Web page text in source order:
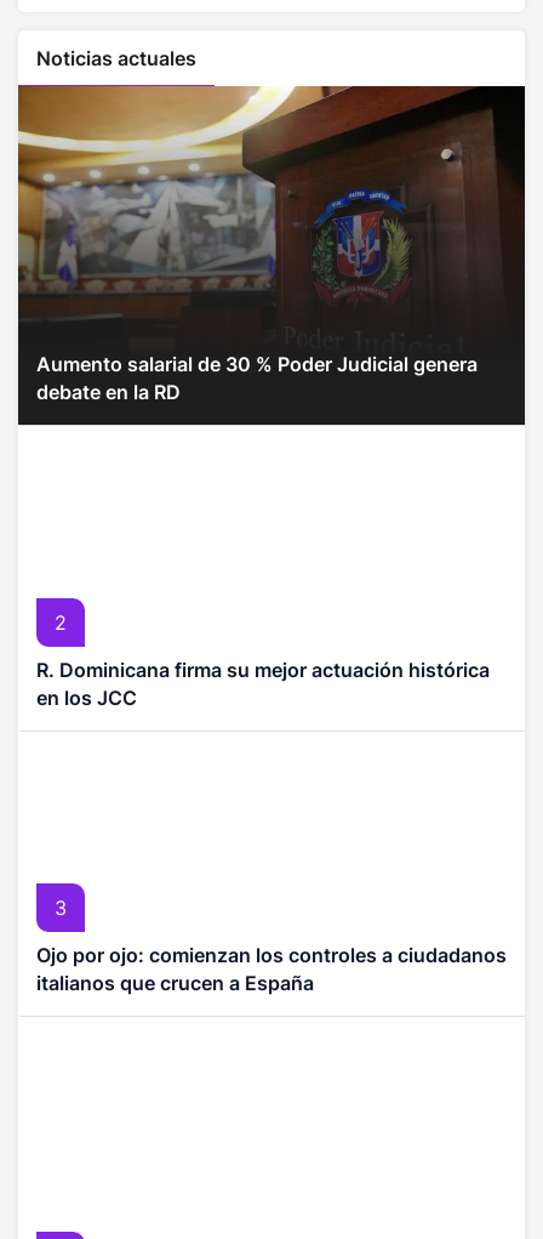
Noticias actuales
Aumento salarial de 30 % Poder Judicial genera
debate en la RD
2
R. Dominicana firma su mejor actuación histórica
en los JCC
3
Ojo por ojo: comienzan los controles a ciudadanos
italianos que crucen a España